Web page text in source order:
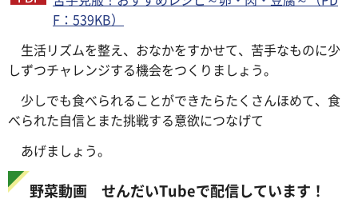
F：539KB）
生活リズムを整え、おなかをすかせて、苦手なものに少
しずつチャレンジする機会をつくりましょう。
少しでも食べられることができたらたくさんほめて、食
べられた自信とまた挑戦する意欲につなげて
あげましょう。
野菜動画 せんだいTubeで配信しています！